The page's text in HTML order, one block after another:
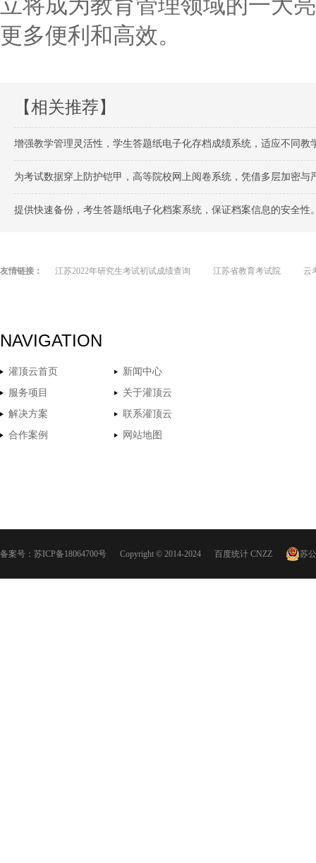
更多便利和高效。
【相关推荐】
增强教学管理灵活性，学生答题纸电子化存档成绩系统，适应不同教
为考试数据穿上防护铠甲，高等院校网上阅卷系统，凭借多层加密与严
提供快速备份，考生答题纸电子化档案系统，保证档案信息的安全性
友情链接： 江苏2022年研究生考试初试成绩查询 江苏省教育考试院 云
NAVIGATION
灌顶云首页
新闻中心
服务项目
关于灌顶云
解决方案
联系灌顶云
合作案例
网站地图
备案号： 苏ICP备18064700号 Copyright © 2014-2024 百度统计 CNZZ 苏